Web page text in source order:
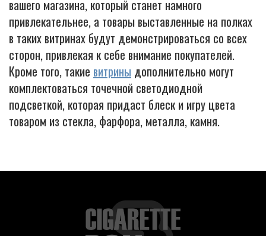
вашего магазина, который станет намного
привлекательнее, а товары выставленные на полках
в таких витринах будут демонстрироваться со всех
сторон, привлекая к себе внимание покупателей.
Кроме того, такие витрины дополнительно могут
комплектоваться точечной светодиодной
подсветкой, которая придаст блеск и игру цвета
товаром из стекла, фарфора, металла, камня.